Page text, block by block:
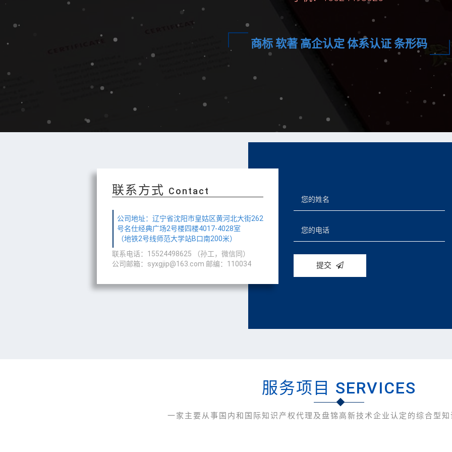
商标 软著 高企认定 体系认证 条形码
联系方式 Contact
公司地址：辽宁省沈阳市皇姑区黄河北大街262
号名仕经典广场2号楼四楼4017-4028室
（地铁2号线师范大学站B口南200米）
联系电话：15524498625 （孙工，微信同）
公司邮箱：syxgjip@163.com 邮编：110034
提交
服务项目 SERVICES
一家主要从事国内和国际知识产权代理及盘锦高新技术企业认定的综合型